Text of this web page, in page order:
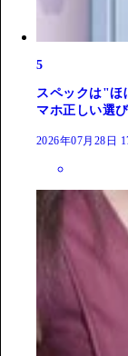
5
スペックは"
マホ正しい選
2026年07月28日